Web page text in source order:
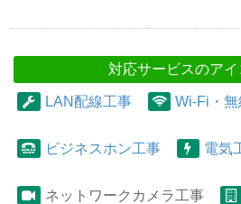
対応サービスのアイ
LAN配線工事 Wi-Fi・無
ビジネスホン工事 電気
ネットワークカメラ工事